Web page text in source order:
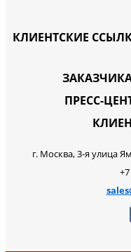
КЛИЕНТСКИЕ
ПРЕСС-
г. Москва, 3-я улица